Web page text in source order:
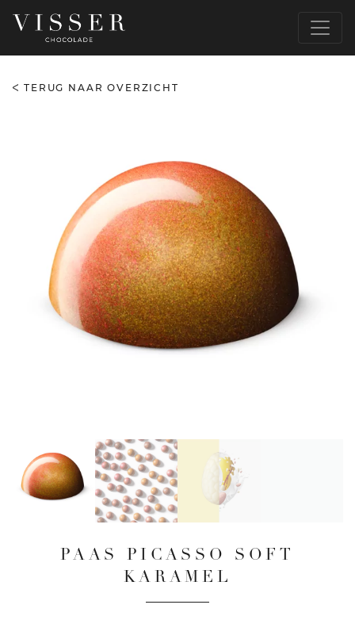
TERUG NAAR OVERZICHT
PAAS PICASSO SOFT
KARAMEL